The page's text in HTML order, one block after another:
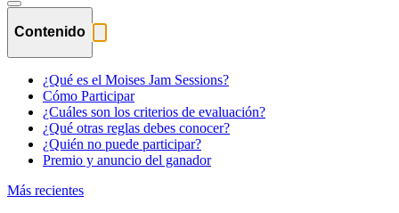
Contenido
¿Qué es el Moises Jam Sessions?
Cómo Participar
¿Cuáles son los criterios de evaluación?
¿Qué otras reglas debes conocer?
¿Quién no puede participar?
Premio y anuncio del ganador
Más recientes